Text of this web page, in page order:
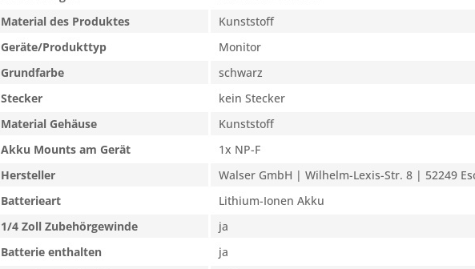
Material des Produktes
Kunststoff
Geräte/Produkttyp
Monitor
Grundfarbe
schwarz
Stecker
kein Stecker
Material Gehäuse
Kunststoff
Akku Mounts am Gerät
1x NP-F
Hersteller
Walser GmbH | Wilhelm-Lexis-Str. 8 | 52249
Batterieart
Lithium-Ionen Akku
1/4 Zoll Zubehörgewinde
ja
Batterie enthalten
ja